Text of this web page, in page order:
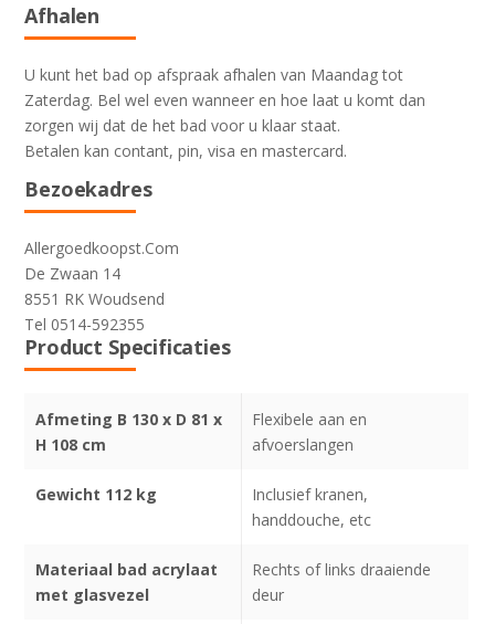
Afhalen
U kunt het bad op afspraak afhalen van Maandag tot
Zaterdag. Bel wel even wanneer en hoe laat u komt dan
zorgen wij dat de het bad voor u klaar staat.
Betalen kan contant, pin, visa en mastercard.
Bezoekadres
Allergoedkoopst.Com
De Zwaan 14
8551 RK Woudsend
Tel 0514-592355
Product Specificaties
Afmeting B 130 x D 81 x
H 108 cm
Flexibele aan en
afvoerslangen
Gewicht 112 kg
Inclusief kranen,
handdouche, etc
Materiaal bad acrylaat
met glasvezel
Rechts of links draaiende
deur